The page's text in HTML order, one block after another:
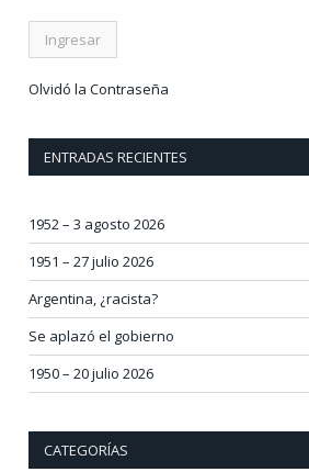
Olvidó la Contraseña
ENTRADAS RECIENTES
1952 – 3 agosto 2026
1951 – 27 julio 2026
Argentina, ¿racista?
Se aplazó el gobierno
1950 – 20 julio 2026
CATEGORÍAS